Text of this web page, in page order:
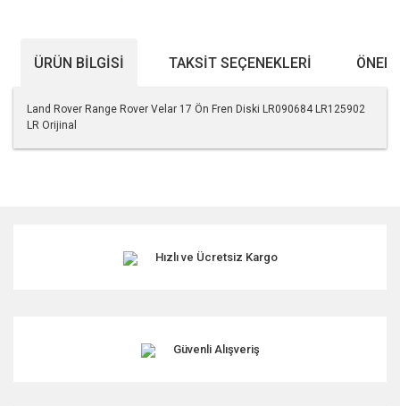
ÜRÜN BILGISI TAKSIT SEÇENEKLERI
Land Rover Range Rover Velar 17 Ön Fren Diski LR090684 LR125902
LR Orijinal
Ürün resmi kalitesiz, bozuk veya görüntülenemiyor.
Ürün fiyatı diğer sitelerden daha pahalı.
Hızlı ve Ücretsiz Kargo
Güvenli Alışveriş